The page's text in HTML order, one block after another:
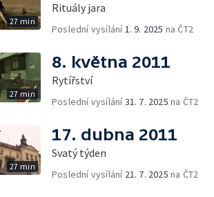
27 min
Rituály jara
Poslední vysílání1. 9. 2025 na ČT2
27 min
8. května 2011
Rytířství
Poslední vysílání31. 7. 2025 na ČT2
27 min
17. dubna 2011
Svatý týden
Poslední vysílání 21. 7. 2025 na ČT2